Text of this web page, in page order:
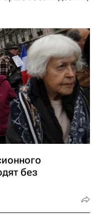
без